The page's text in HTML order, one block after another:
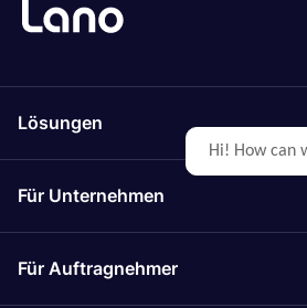
Lösungen
Für Unternehmen
Für Auftragnehmer